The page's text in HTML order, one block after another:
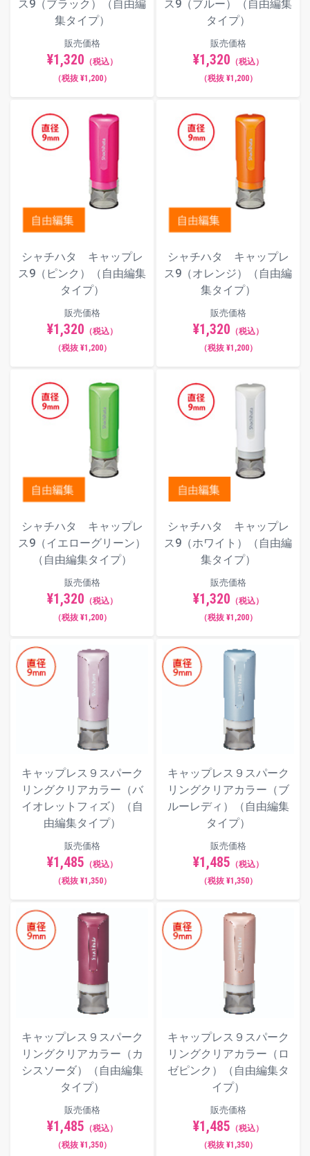
ス9（ブラック）（自由編
集タイプ）
販売価格
¥1,320 （税込）
（税抜 ¥1,200）
ス9（ブルー）（自由編集
タイプ）
販売価格
¥1,320 （税込）
（税抜 ¥1,200）
シャチハタ キャップレ
ス9（ピンク）（自由編集
タイプ）
販売価格
¥1,320 （税込）
（税抜 ¥1,200）
シャチハタ キャップレ
ス9（オレンジ）（自由編
集タイプ）
販売価格
¥1,320 （税込）
（税抜 ¥1,200）
シャチハタ キャップレ
ス9（イエローグリーン）
（自由編集タイプ）
販売価格
¥1,320 （税込）
（税抜 ¥1,200）
シャチハタ キャップレ
ス9（ホワイト）（自由編
集タイプ）
販売価格
¥1,320 （税込）
（税抜 ¥1,200）
キャップレス９スパーク
リングクリアカラー（バ
イオレットフィズ）（自
由編集タイプ）
販売価格
¥1,485 （税込）
（税抜 ¥1,350）
キャップレス９スパーク
リングクリアカラー（ブ
ルーレディ）（自由編集
タイプ）
販売価格
¥1,485 （税込）
（税抜 ¥1,350）
キャップレス９スパーク
リングクリアカラー（カ
シスソーダ）（自由編集
タイプ）
販売価格
¥1,485 （税込）
（税抜 ¥1,350）
キャップレス９スパーク
リングクリアカラー（ロ
ゼピンク）（自由編集タ
イプ）
販売価格
¥1,485 （税込）
（税抜 ¥1,350）